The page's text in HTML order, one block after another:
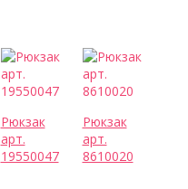
Рюкзак
арт.
19550047
Рюкзак
арт.
8610020